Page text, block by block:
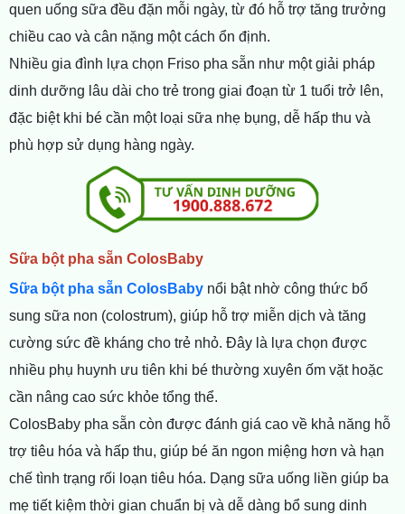
quen uống sữa đều đặn mỗi ngày, từ đó hỗ trợ tăng trưởng
chiều cao và cân nặng một cách ổn định.
Nhiều gia đình lựa chọn Friso pha sẵn như một giải pháp
dinh dưỡng lâu dài cho trẻ trong giai đoạn từ 1 tuổi trở lên,
đặc biệt khi bé cần một loại sữa nhẹ bụng, dễ hấp thu và
phù hợp sử dụng hàng ngày.
Sữa bột pha sẵn ColosBaby
Sữa bột pha sẵn ColosBaby nổi bật nhờ công thức bổ
sung sữa non (colostrum), giúp hỗ trợ miễn dịch và tăng
cường sức đề kháng cho trẻ nhỏ. Đây là lựa chọn được
nhiều phụ huynh ưu tiên khi bé thường xuyên ốm vặt hoặc
cần nâng cao sức khỏe tổng thể.
ColosBaby pha sẵn còn được đánh giá cao về khả năng hỗ
trợ tiêu hóa và hấp thu, giúp bé ăn ngon miệng hơn và hạn
chế tình trạng rối loạn tiêu hóa. Dạng sữa uống liền giúp ba
mẹ tiết kiệm thời gian chuẩn bị và dễ dàng bổ sung dinh